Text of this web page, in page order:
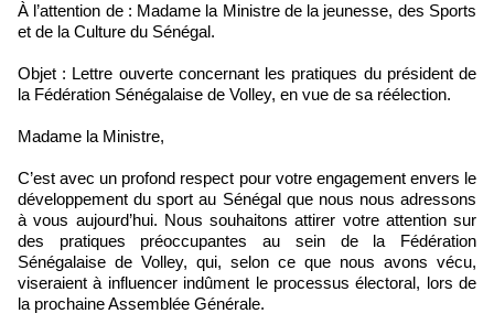
À l’attention de : Madame la Ministre de la jeunesse, des Sports
et de la Culture du Sénégal.
Objet : Lettre ouverte concernant les pratiques du président de
la Fédération Sénégalaise de Volley, en vue de sa réélection.
Madame la Ministre,
C’est avec un profond respect pour votre engagement envers le
développement du sport au Sénégal que nous nous adressons
à vous aujourd’hui. Nous souhaitons attirer votre attention sur
des pratiques préoccupantes au sein de la Fédération
Sénégalaise de Volley, qui, selon ce que nous avons vécu,
viseraient à influencer indûment le processus électoral, lors de
la prochaine Assemblée Générale.